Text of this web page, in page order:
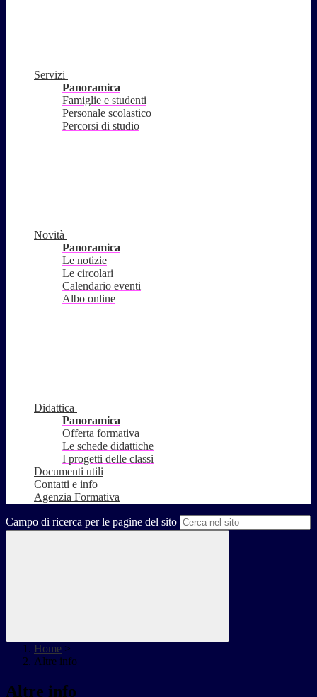
Servizi
Panoramica
Famiglie e studenti
Personale scolastico
Percorsi di studio
Novità
Panoramica
Le notizie
Le circolari
Calendario eventi
Albo online
Didattica
Panoramica
Offerta formativa
Le schede didattiche
I progetti delle classi
Documenti utili
Contatti e info
Agenzia Formativa
Campo di ricerca per le pagine del sito
Home >
Altre info
Altre info